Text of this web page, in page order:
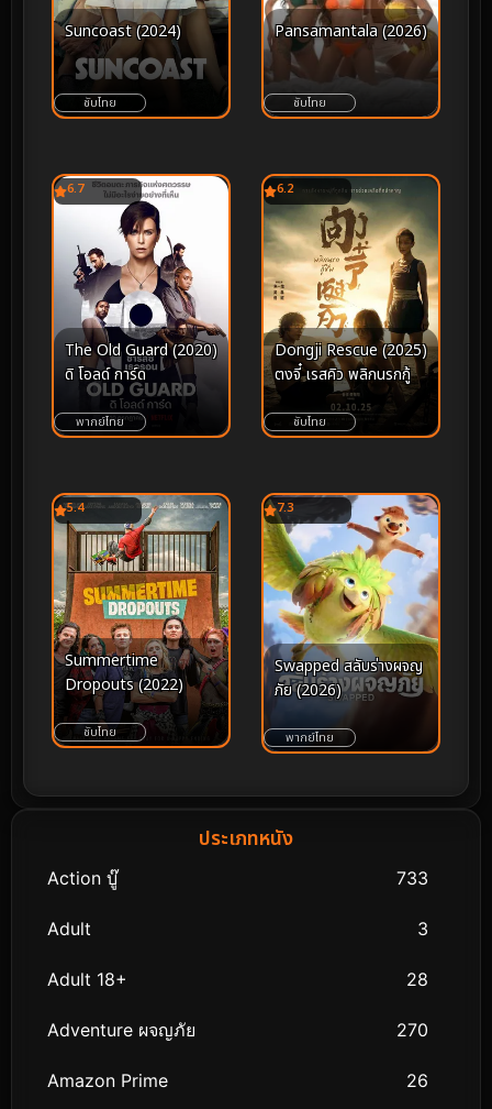
Suncoast (2024)
ซับไทย
Pansamantala (2026)
ซับไทย
6.7
The Old Guard (2020)
ดิ โอลด์ การ์ด
พากย์ไทย
6.2
Dongji Rescue (2025)
ตงจี๋ เรสคิว พลิกนรกกู้
ซับไทย
5.4
Summertime
Dropouts (2022)
ซับไทย
7.3
Swapped สลับร่างผจญ
ภัย (2026)
พากย์ไทย
ประเภทหนัง
Action บู๊ 733
Adult 3
Adult 18+ 28
Adventure ผจญภัย 270
Amazon Prime 26